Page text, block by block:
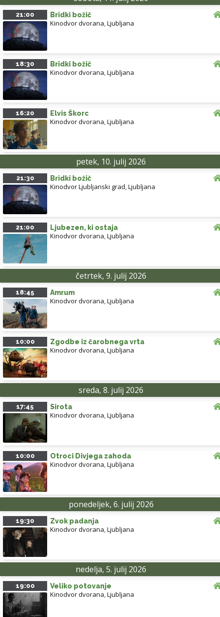
21:00 Bridki božič
Kinodvor dvorana,Ljubljana
18:30 Bridki božič
Kinodvor dvorana,Ljubljana
16:20 Elvis Škorc
Kinodvor dvorana,Ljubljana
petek, 10. julij 2026
21:30 Bridki božič
Kinodvor Ljubljanski grad,Ljubljana
21:00 Ljubezen, ki ostaja
Kinodvor dvorana,Ljubljana
četrtek, 9. julij 2026
18:45 Amrum
Kinodvor dvorana,Ljubljana
10:00 Zgodbe iz čarobnega vrta
Kinodvor dvorana,Ljubljana
sreda, 8. julij 2026
17:45 Sirota
Kinodvor dvorana,Ljubljana
10:00 Otroci Divjega zahoda
Kinodvor dvorana,Ljubljana
ponedeljek, 6. julij 2026
19:30 Zvok padanja
Kinodvor dvorana,Ljubljana
nedelja, 5. julij 2026
19:00 Veliko potovanje
Kinodvor dvorana,Ljubljana